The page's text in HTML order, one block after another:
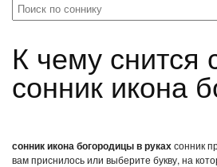
К чему снится сонник икона богородицы в руках?
сонник икона
сонник икона богородицы в рукахсонник
вам приснилось или выберите букву, на